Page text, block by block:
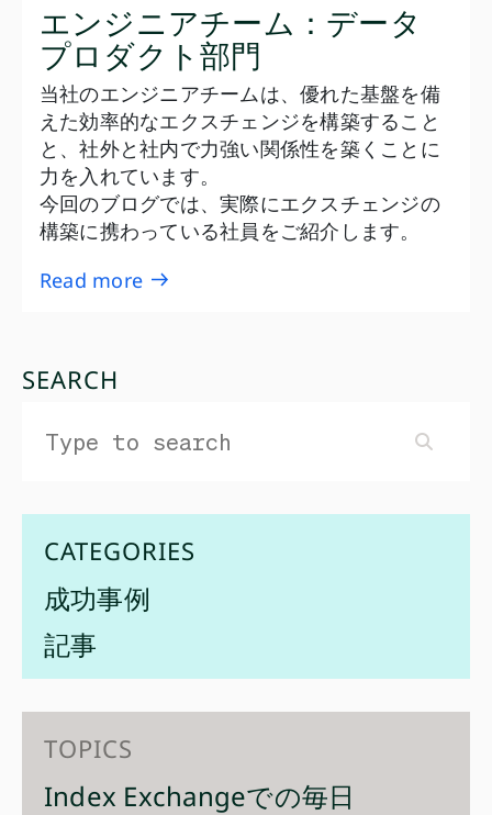
エンジニアチーム：データ
プロダクト部門
当社のエンジニアチームは、優れた基盤を備
えた効率的なエクスチェンジを構築すること
と、社外と社内で力強い関係性を築くことに
力を入れています。
今回のブログでは、実際にエクスチェンジの
構築に携わっている社員をご紹介します。
Read more
SEARCH
CATEGORIES
成功事例
記事
TOPICS
Index Exchangeでの毎日